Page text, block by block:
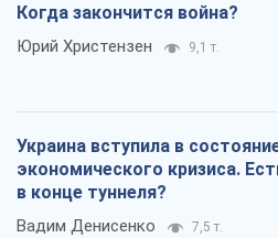
Когда закончится война?
Юрий Христензен 9,1 т.
Украина вступила в
экономического кризиса.
в конце туннеля?
Вадим Денисенко 7,5 т.